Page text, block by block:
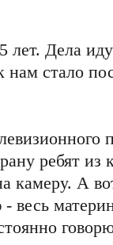
лет. Дела
стало
ребят
камеру. А
весь